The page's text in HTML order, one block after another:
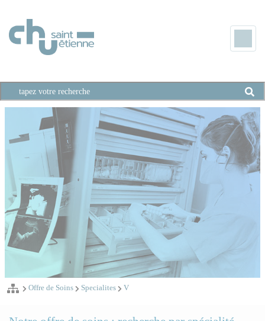
Offre de Soins Specialites V